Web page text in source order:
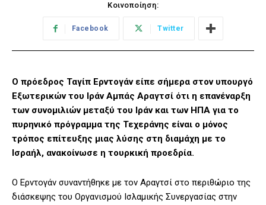
Κοινοποίηση:
Facebook Twitter
O πρόεδρος Ταγίπ Ερντογάν είπε σήμερα στον υπουργό
Εξωτερικών του Ιράν Αμπάς Αραγτσί ότι η επανέναρξη
των συνομιλιών μεταξύ του Ιράν και των ΗΠΑ για το
πυρηνικό πρόγραμμα της Τεχεράνης είναι ο μόνος
τρόπος επίτευξης μιας λύσης στη διαμάχη με το
Ισραήλ, ανακοίνωσε η τουρκική προεδρία.
Ο Ερντογάν συναντήθηκε με τον Αραγτσί στο περιθώριο της
διάσκεψης του Οργανισμού Ισλαμικής Συνεργασίας στην